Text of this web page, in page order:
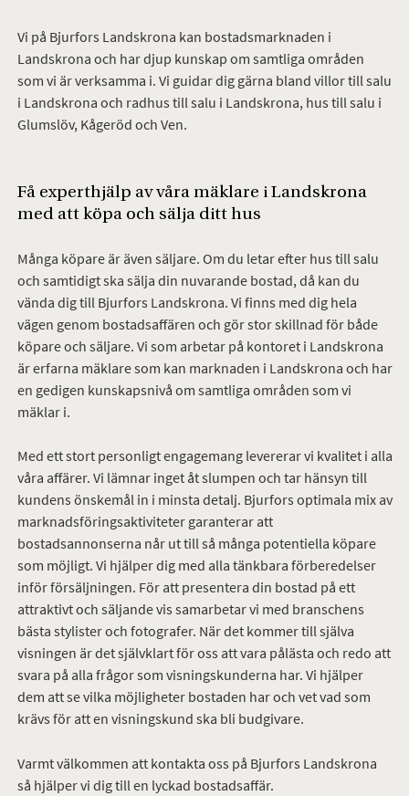
Vi på Bjurfors Landskrona kan bostadsmarknaden i
Landskrona och har djup kunskap om samtliga områden
som vi är verksamma i. Vi guidar dig gärna bland villor till salu
i Landskrona och radhus till salu i Landskrona, hus till salu i
Glumslöv, Kågeröd och Ven.
Få experthjälp av våra mäklare i Landskrona
med att köpa och sälja ditt hus
Många köpare är även säljare. Om du letar efter hus till salu
och samtidigt ska sälja din nuvarande bostad, då kan du
vända dig till Bjurfors Landskrona. Vi finns med dig hela
vägen genom bostadsaffären och gör stor skillnad för både
köpare och säljare. Vi som arbetar på kontoret i Landskrona
är erfarna mäklare som kan marknaden i Landskrona och har
en gedigen kunskapsnivå om samtliga områden som vi
mäklar i.
Med ett stort personligt engagemang levererar vi kvalitet i alla
våra affärer. Vi lämnar inget åt slumpen och tar hänsyn till
kundens önskemål in i minsta detalj. Bjurfors optimala mix av
marknadsföringsaktiviteter garanterar att
bostadsannonserna når ut till så många potentiella köpare
som möjligt. Vi hjälper dig med alla tänkbara förberedelser
inför försäljningen. För att presentera din bostad på ett
attraktivt och säljande vis samarbetar vi med branschens
bästa stylister och fotografer. När det kommer till själva
visningen är det självklart för oss att vara pålästa och redo att
svara på alla frågor som visningskunderna har. Vi hjälper
dem att se vilka möjligheter bostaden har och vet vad som
krävs för att en visningskund ska bli budgivare.
Varmt välkommen att kontakta oss på Bjurfors Landskrona
så hjälper vi dig till en lyckad bostadsaffär.